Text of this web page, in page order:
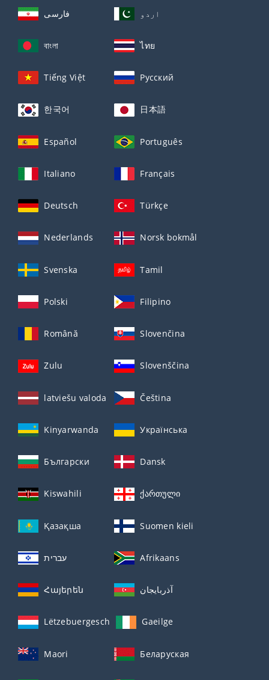
فارسی اردو
বাংলা ไทย
Tiếng Việt Русский
한국어 日本語
Español Português
Italiano Français
Deutsch Türkçe
Nederlands Norsk bokmål
Svenska Tamil
Polski Filipino
Română Slovenčina
Zulu Slovenščina
latviešu valoda Čeština
Kinyarwanda Українська
Български Dansk
Kiswahili ქართული
Қазақша Suomen kieli
עברית Afrikaans
Հայերեն آذربايجان
Lëtzebuergesch Gaeilge
Maori Беларуская